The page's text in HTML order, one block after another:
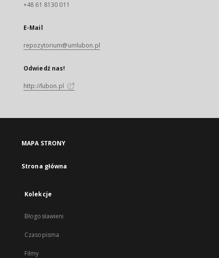
+48 61 8130 011
E-Mail
repozytorium@umlubon.pl
Odwiedź nas!
http://lubon.pl
MAPA STRONY
Strona główna
Kolekcje
Błogosławieni
Czasopisma
Filmy